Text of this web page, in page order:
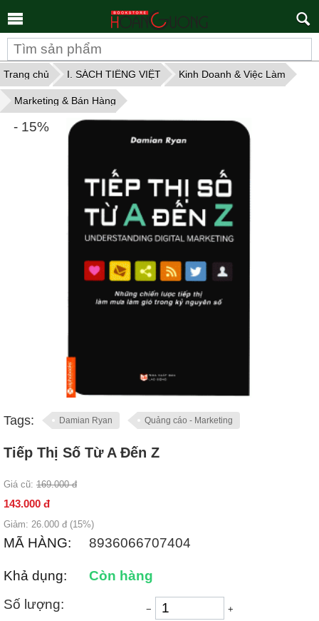
kiếm
Trang chủ I. SÁCH TIẾNG VIỆT Kinh Doanh & Việc Làm
Marketing & Bán Hàng
Tags: Damian Ryan Quảng cáo - Marketing
- 15%
Tiếp Thị Số Từ A Đến Z
Giá cũ: 169.000 đ
143.000 đ
Giảm: 26.000 đ (15%)
MÃ HÀNG: 8936066707404
Khả dụng:
Còn hàng
Số lượng:
− +